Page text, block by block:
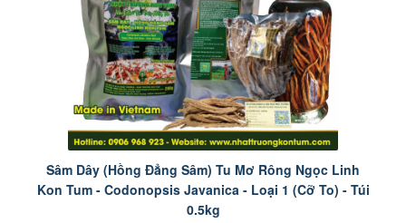
Sâm Dây (Hồng Đẳng Sâm) Tu Mơ Rông Ngọc Linh
Kon Tum - Codonopsis Javanica - Loại 1 (Cỡ To) - Túi
0.5kg